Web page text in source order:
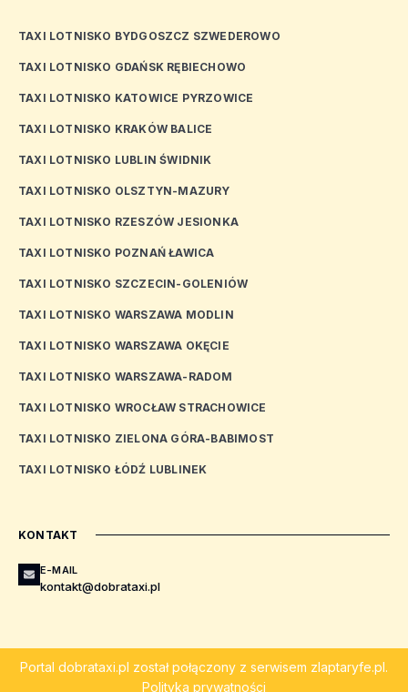
TAXI LOTNISKO BYDGOSZCZ SZWEDEROWO
TAXI LOTNISKO GDAŃSK RĘBIECHOWO
TAXI LOTNISKO KATOWICE PYRZOWICE
TAXI LOTNISKO KRAKÓW BALICE
TAXI LOTNISKO LUBLIN ŚWIDNIK
TAXI LOTNISKO OLSZTYN-MAZURY
TAXI LOTNISKO RZESZÓW JESIONKA
TAXI LOTNISKO POZNAŃ ŁAWICA
TAXI LOTNISKO SZCZECIN-GOLENIÓW
TAXI LOTNISKO WARSZAWA MODLIN
TAXI LOTNISKO WARSZAWA OKĘCIE
TAXI LOTNISKO WARSZAWA-RADOM
TAXI LOTNISKO WROCŁAW STRACHOWICE
TAXI LOTNISKO ZIELONA GÓRA-BABIMOST
TAXI LOTNISKO ŁÓDŹ LUBLINEK
KONTAKT
E-MAIL
kontakt@dobrataxi.pl
Portal dobrataxi.pl został połączony z serwisem zlaptaryfe.pl.
Polityka prywatności